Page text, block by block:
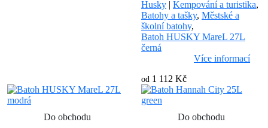
Husky | Kempování a turistika,
Batohy a tašky, Městské a
školní batohy,
Batoh HUSKY MareL 27L
černá
Více informací
od 1 112 Kč
Do obchodu
Do obchodu